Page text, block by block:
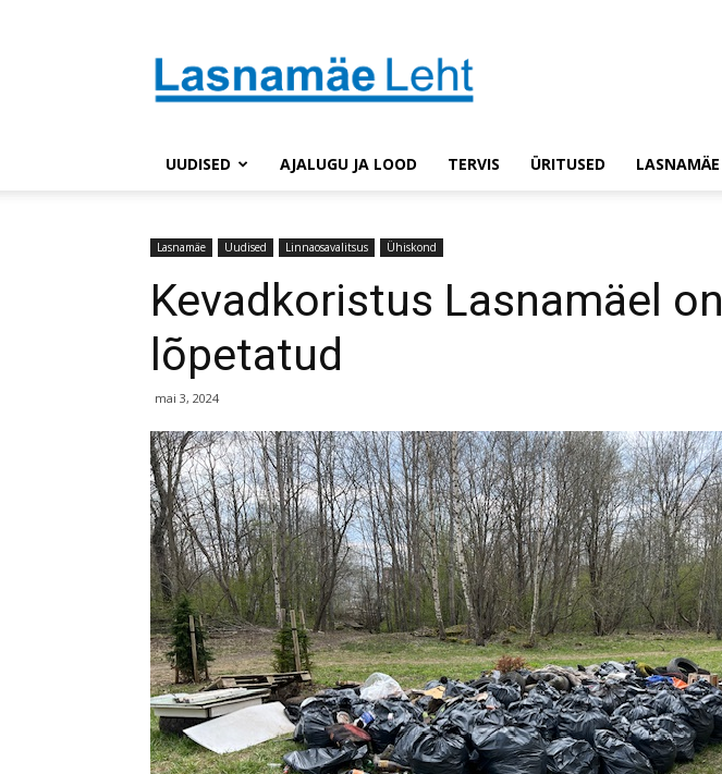
UUDISED AJALUGU JA LOOD TERVIS ÜRITUSED LASNAMÄE
Lasnamäe Uudised Linnaosavalitsus Ühiskond
Kevadkoristus Lasnamäel on
lõpetatud
mai 3, 2024